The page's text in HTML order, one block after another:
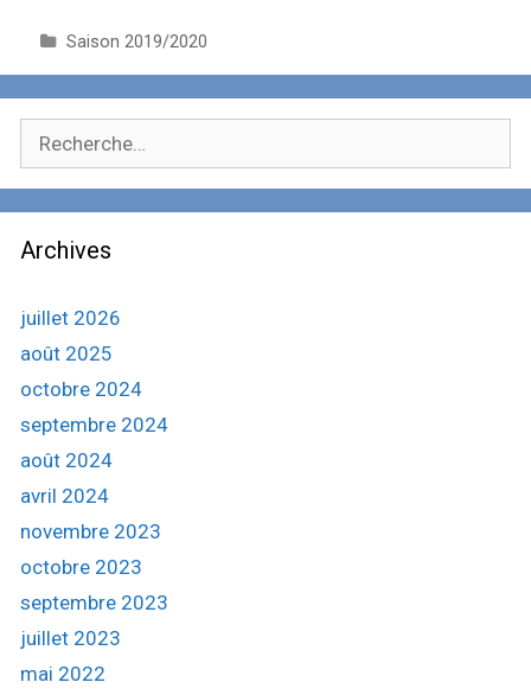
C
é
g
o
r
i
e
Saison 2019/2020
e
c
e
c
r
:
Archives
juillet 2026
août 2025
octobre 2024
septembre 2024
août 2024
avril 2024
novembre 2023
octobre 2023
septembre 2023
juillet 2023
mai 2022